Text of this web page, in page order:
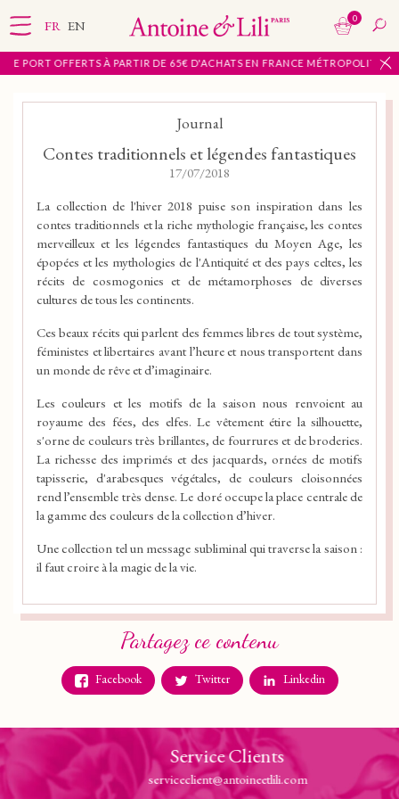
PORT OFFERTS À PARTIR DE 65€ D'ACHATS EN FRANCE MÉTROPOLITAINE
FR EN 0
Journal
Contes traditionnels et légendes fantastiques
17/07/2018
La collection de l'hiver 2018 puise son inspiration dans les
contes traditionnels et la riche mythologie française, les contes
merveilleux et les légendes fantastiques du Moyen Age, les
épopées et les mythologies de l'Antiquité et des pays celtes, les
récits de cosmogonies et de métamorphoses de diverses
cultures de tous les continents.
Ces beaux récits qui parlent des femmes libres de tout système,
féministes et libertaires avant l’heure et nous transportent dans
un monde de rêve et d’imaginaire.
Les couleurs et les motifs de la saison nous renvoient au
royaume des fées, des elfes. Le vêtement étire la silhouette,
s'orne de couleurs très brillantes, de fourrures et de broderies.
La richesse des imprimés et des jacquards, ornées de motifs
tapisserie, d'arabesques végétales, de couleurs cloisonnées
rend l’ensemble très dense. Le doré occupe la place centrale de
la gamme des couleurs de la collection d’hiver.
Une collection tel un message subliminal qui traverse la saison :
il faut croire à la magie de la vie.
Partagez ce contenu
Facebook Twitter Linkedin
Service Clients
serviceclient@antoineetlili.com